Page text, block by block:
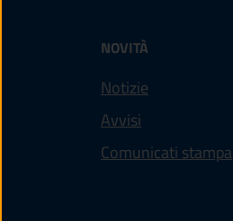
NOVITÀ
Notizie
Avvisi
Comunicati stampa